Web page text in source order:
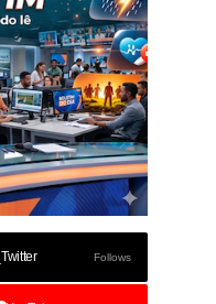
Twitter Follows